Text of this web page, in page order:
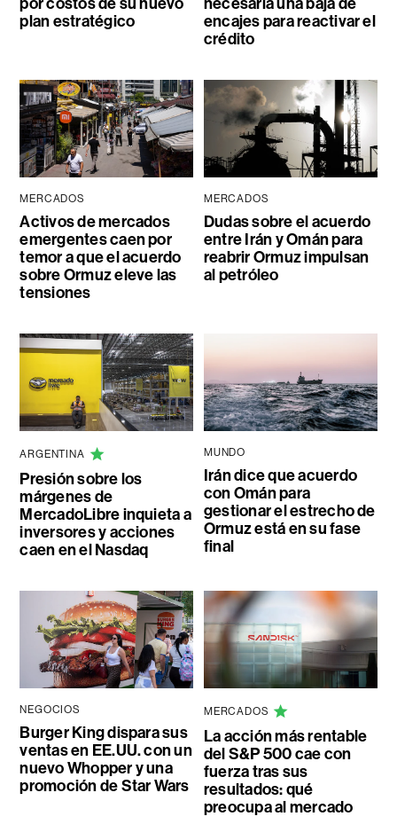
plan estratégico
encajes para reactivar el
crédito
MERCADOS
Activos de mercados
emergentes caen por
temor a que el acuerdo
sobre Ormuz eleve las
tensiones
MERCADOS
Dudas sobre el acuerdo
entre Irán y Omán para
reabrir Ormuz impulsan
al petróleo
ARGENTINA
Presión sobre los
márgenes de
MercadoLibre inquieta a
inversores y acciones
caen en el Nasdaq
MUNDO
Irán dice que acuerdo
con Omán para
gestionar el estrecho de
Ormuz está en su fase
final
NEGOCIOS
Burger King dispara sus
ventas en EE.UU. con un
nuevo Whopper y una
promoción de Star Wars
MERCADOS
La acción más rentable
del S&P 500 cae con
fuerza tras sus
resultados: qué
preocupa al mercado